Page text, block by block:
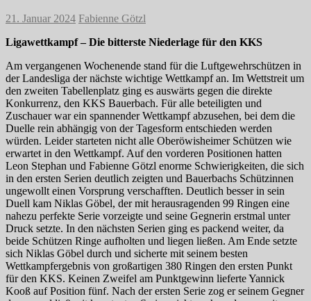
21. Januar 2024 Fabienne Götzl
Ligawettkampf – Die bitterste Niederlage für den KKS
Am vergangenen Wochenende stand für die Luftgewehrschützen in
der Landesliga der nächste wichtige Wettkampf an. Im Wettstreit um
den zweiten Tabellenplatz ging es auswärts gegen die direkte
Konkurrenz, den KKS Bauerbach. Für alle beteiligten und
Zuschauer war ein spannender Wettkampf abzusehen, bei dem die
Duelle rein abhängig von der Tagesform entschieden werden
würden. Leider starteten nicht alle Oberöwisheimer Schützen wie
erwartet in den Wettkampf. Auf den vorderen Positionen hatten
Leon Stephan und Fabienne Götzl enorme Schwierigkeiten, die sich
in den ersten Serien deutlich zeigten und Bauerbachs Schützinnen
ungewollt einen Vorsprung verschafften. Deutlich besser in sein
Duell kam Niklas Göbel, der mit herausragenden 99 Ringen eine
nahezu perfekte Serie vorzeigte und seine Gegnerin erstmal unter
Druck setzte. In den nächsten Serien ging es packend weiter, da
beide Schützen Ringe aufholten und liegen ließen. Am Ende setzte
sich Niklas Göbel durch und sicherte mit seinem besten
Wettkampfergebnis von großartigen 380 Ringen den ersten Punkt
für den KKS. Keinen Zweifel am Punktgewinn lieferte Yannick
Kooß auf Position fünf. Nach der ersten Serie zog er seinem Gegner